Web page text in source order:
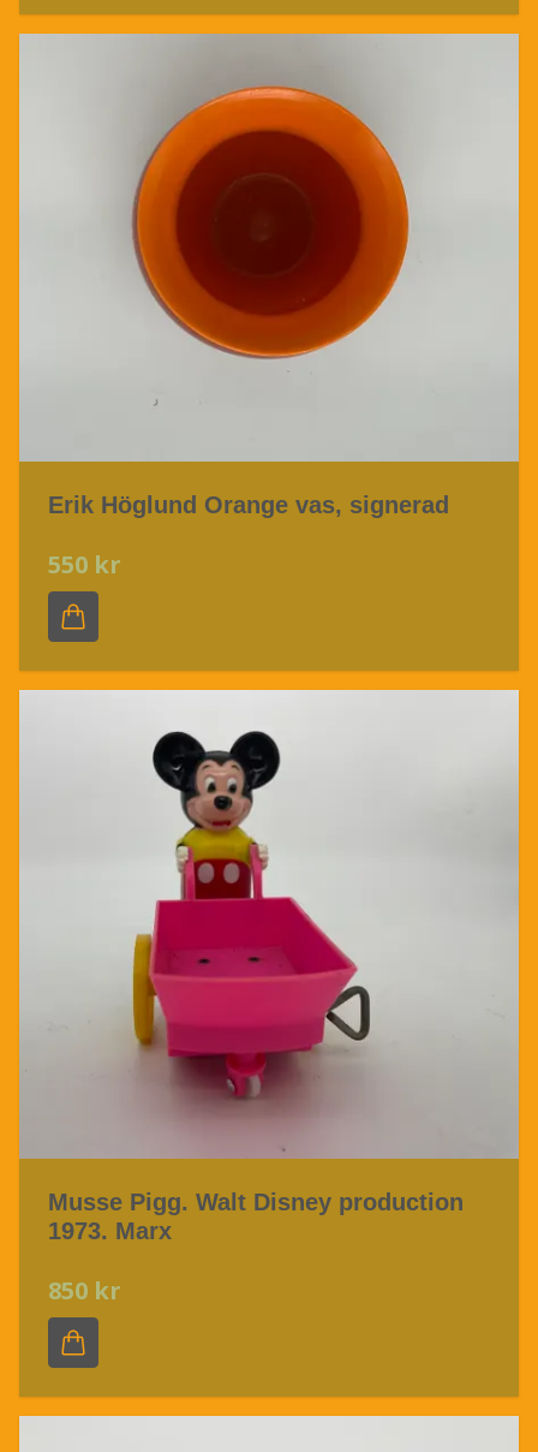
Erik Höglund Orange vas, signerad
550 kr
Musse Pigg. Walt Disney production
1973. Marx
850 kr